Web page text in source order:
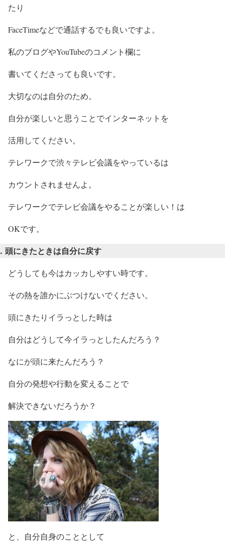
たり
FaceTimeなどで通話するでも良いですよ。
私のブログやYouTubeのコメント欄に
書いてくださっても良いです。
大切なのは自分のため。
自分が楽しいと思うことでインターネットを
活用してください。
テレワークで渋々テレビ会議をやっているは
カウントされませんよ。
テレワークでテレビ会議をやることが楽しい！は
OKです。
頭にきたときは自分に戻す
どうしても今はカッカしやすい時です。
その熱を誰かにぶつけないでください。
頭にきたりイラっとした時は
自分はどうして今イラっとしたんだろう？
なにが頭に来たんだろう？
自分の発想や行動を変えることで
解決できないだろうか？
と、自分自身のこととして